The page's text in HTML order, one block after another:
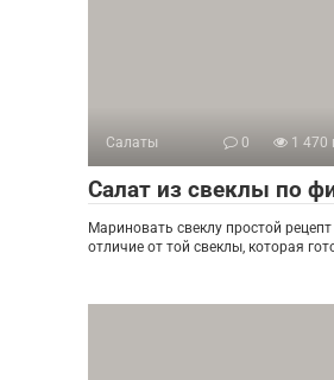
Салаты 0 1 470
Салат из свеклы по
Мариновать свеклу простой
отличие от той свеклы, которая